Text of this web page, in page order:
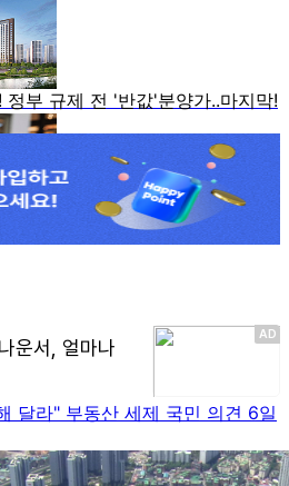
달라" 부동산 세제 국민 의견 6일